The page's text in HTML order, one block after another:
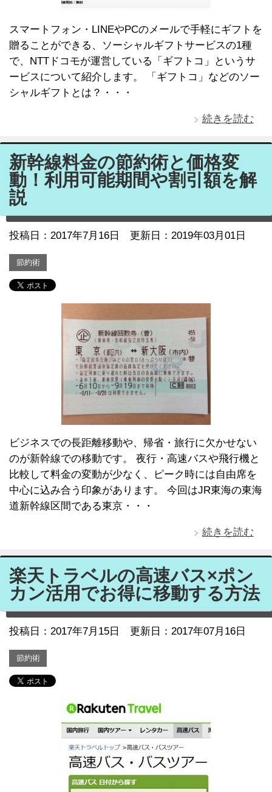
スマートフォン・LINEやPCのメールで手軽にギフトを
贈ることができる、ソーシャルギフトサービスの1種
で、NTTドコモが運営している「ギフトコ」というサ
ービスについて紹介します。 「ギフトコ」などのソー
シャルギフトとは？・・・
続きを読む
新幹線料金の節約術と価格変
動！利用可能期間や割引額を解
説
投稿日： 2017年7月16日 更新日：2019年03月01日
節約術
ビジネスでの長距離移動や、帰省・旅行に欠かせない
のが新幹線での移動です。 夜行・高速バスや飛行機と
比較して料金の変動が少なく、ピーク時には自由席を
中心に込み合う印象があります。 今回はJR東海の東海
道新幹線区間である東京・・・
続きを読む
楽天トラベルの高速バス×ポン
カン活用でお得に移動する方法
投稿日： 2017年7月15日 更新日：2017年07月16日
節約術